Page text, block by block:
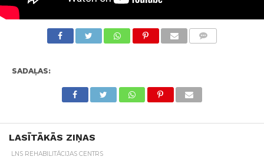
SADAĻAS:
LASĪTĀKĀS ZIŅAS
LNS REHABILITĀCIJAS CENTRS